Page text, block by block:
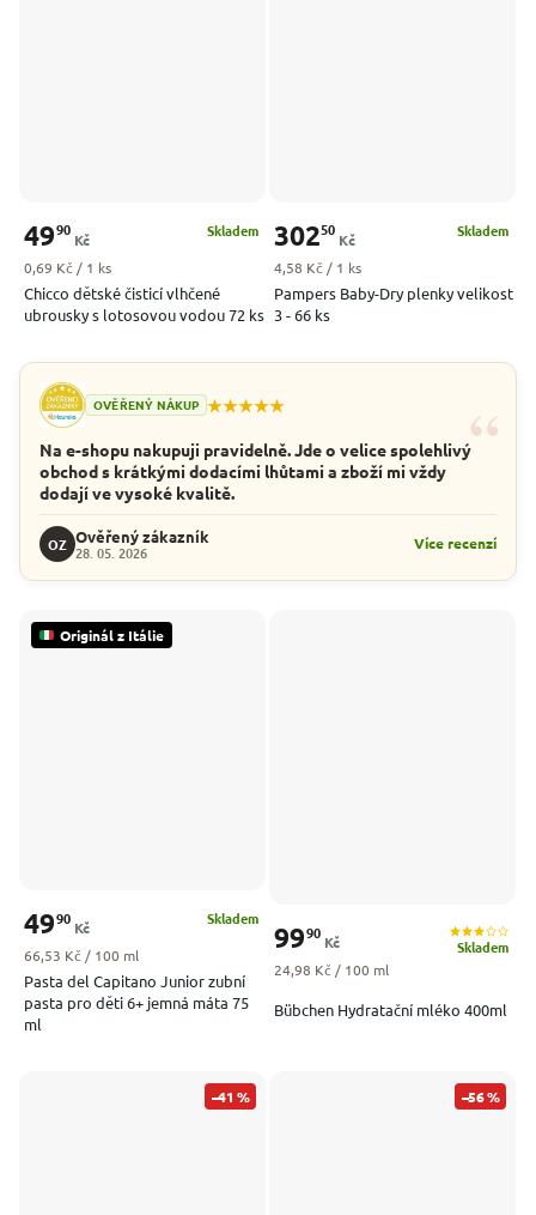
Chicco dětské čisticí vlhčené
ubrousky s lotosovou vodou 72 ks
Skladem
4990
Kč
Měrná cena:
0,69 Kč / 1 ks
Pampers Baby-Dry plenky velikost
3 - 66 ks
Skladem
30250
Kč
Měrná cena:
4,58 Kč / 1 ks
OVĚŘENÝ NÁKUP ★★★★★ “
Na e-shopu nakupuji pravidelně. Jde o velice spolehlivý
obchod s krátkými dodacími lhůtami a zboží mi vždy
dodají ve vysoké kvalitě.
OZ Ověřený zákazník
28. 05. 2026
Více recenzí
Originál z Itálie
Pasta del Capitano Junior zubní
pasta pro děti 6+ jemná máta 75
ml
Skladem
4990
Kč
Měrná cena:
66,53 Kč / 100 ml
Bübchen Hydratační mléko 400ml
Skladem
9990
Kč
Měrná cena:
24,98 Kč / 100 ml
–41 % –56 %